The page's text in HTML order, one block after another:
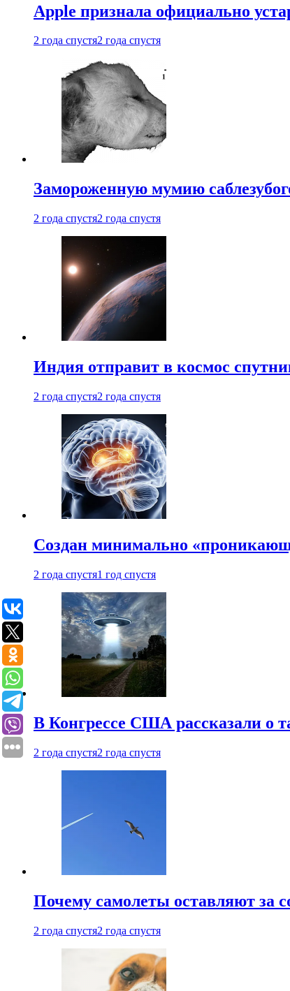
Apple признала официально
2 года спустя2 года спустя
Замороженную мумию
2 года спустя2 года спустя
Индия отправит в космос
2 года спустя2 года спустя
Создан минимально
2 года спустя1 год спустя
В Конгрессе США рассказали о
2 года спустя2 года спустя
Почему самолеты оставляют за
2 года спустя2 года спустя